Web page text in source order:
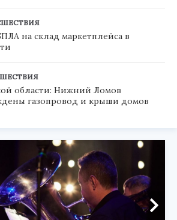
на склад маркетплейса в
области: Нижний Ломов
газопровод и крыши домов